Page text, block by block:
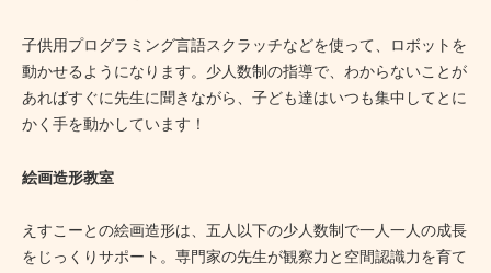
子供用プログラミング言語スクラッチなどを使って、ロボットを
動かせるようになります。少人数制の指導で、わからないことが
あればすぐに先生に聞きながら、子ども達はいつも集中してとに
かく手を動かしています！
絵画造形教室
えすこーとの絵画造形は、五人以下の少人数制で一人一人の成長
をじっくりサポート。専門家の先生が観察力と空間認識力を育て